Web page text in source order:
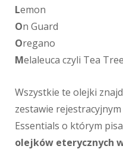
Lemon
On Guard
Oregano
Melaleuca czyli Tea Tree
Wszystkie te olejki
zestawie
Essentials o którym
olejków eterycznych